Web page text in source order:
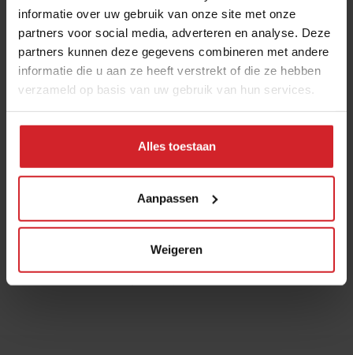
informatie over uw gebruik van onze site met onze
partners voor social media, adverteren en analyse. Deze
partners kunnen deze gegevens combineren met andere
informatie die u aan ze heeft verstrekt of die ze hebben
verzameld op basis van uw gebruik van hun services.
Alles toestaan
Aanpassen
Weigeren
Nederlandse kweekzalmboer wil €1,5
miljoen ophalen voor verdere groei
6 augustus 2026| 5 min
dampende noedelsoep
3 augustus 2026| 3 min
slimmer snacken